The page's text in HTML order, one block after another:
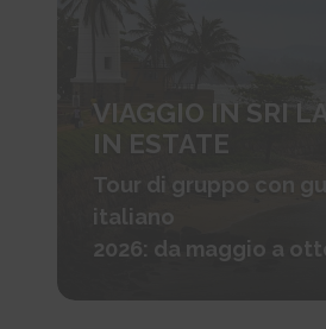
VIAGGIO IN SRI
IN ESTATE
Tour di gruppo con
italiano
2026: da maggio a